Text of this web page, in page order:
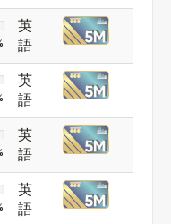
英
語
英
語
英
語
英
語